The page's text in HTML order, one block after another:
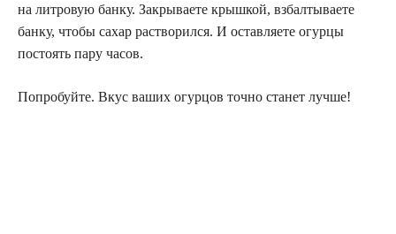
на литровую банку. Закрываете крышкой, взбалтываете
банку, чтобы сахар растворился. И оставляете огурцы
постоять пару часов.
Попробуйте. Вкус ваших огурцов точно станет лучше!